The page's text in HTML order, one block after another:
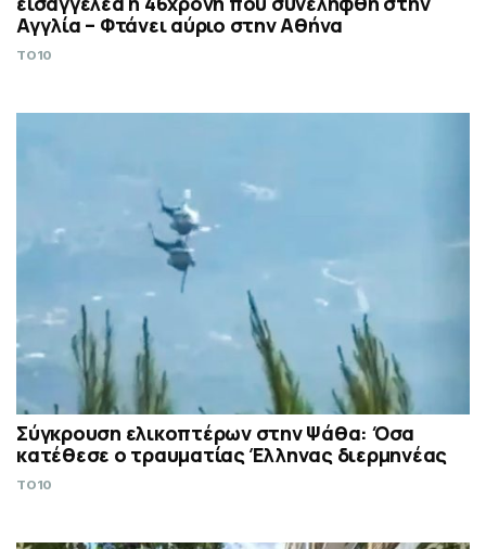
Αγγλία – Φτάνει αύριο στην Αθήνα
TO10
Σύγκρουση ελικοπτέρων στην Ψάθα: Όσα
κατέθεσε ο τραυματίας Έλληνας διερμηνέας
TO10